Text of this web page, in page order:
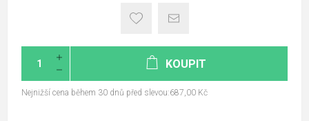
KOUPIT
Nejnižší cena během 30 dnů před slevou:687,00 Kč